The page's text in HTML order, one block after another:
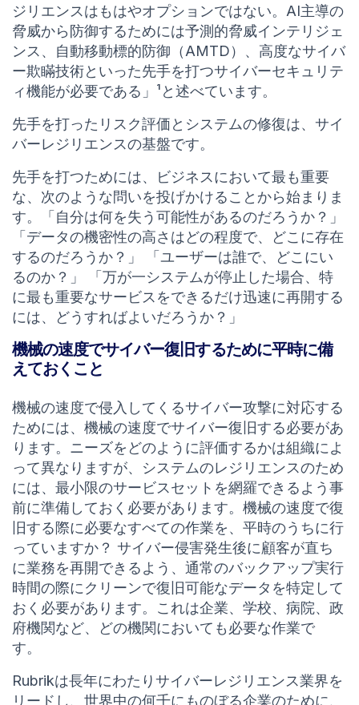
ジリエンスはもはやオプションではない。AI主導の
脅威から防御するためには予測的脅威インテリジェ
ンス、自動移動標的防御（AMTD）、高度なサイバ
ー欺瞞技術といった先手を打つサイバーセキュリテ
ィ機能が必要である」¹と述べています。
先手を打ったリスク評価とシステムの修復は、サイ
バーレジリエンスの基盤です。
先手を打つためには、ビジネスにおいて最も重要
な、次のような問いを投げかけることから始まりま
す。「自分は何を失う可能性があるのだろうか？」
「データの機密性の高さはどの程度で、どこに存在
するのだろうか？」 「ユーザーは誰で、どこにい
るのか？」 「万が一システムが停止した場合、特
に最も重要なサービスをできるだけ迅速に再開する
には、どうすればよいだろうか？」
機械の速度でサイバー復旧するために平時に備
えておくこと
機械の速度で侵入してくるサイバー攻撃に対応する
ためには、機械の速度でサイバー復旧する必要があ
ります。ニーズをどのように評価するかは組織によ
って異なりますが、システムのレジリエンスのため
には、最小限のサービスセットを網羅できるよう事
前に準備しておく必要があります。機械の速度で復
旧する際に必要なすべての作業を、平時のうちに行
っていますか？ サイバー侵害発生後に顧客が直ち
に業務を再開できるよう、通常のバックアップ実行
時間の際にクリーンで復旧可能なデータを特定して
おく必要があります。これは企業、学校、病院、政
府機関など、どの機関においても必要な作業で
す。
Rubrikは長年にわたりサイバーレジリエンス業界を
リードし、世界中の何千にものぼる企業のために、